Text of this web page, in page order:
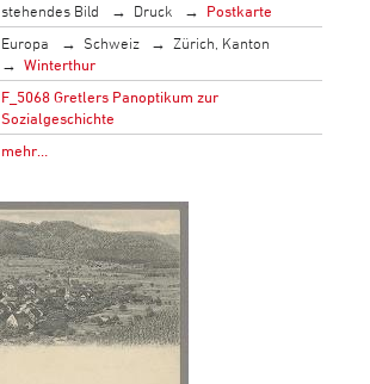
stehendes Bild Druck
Postkarte
Europa Schweiz
Zürich, Kanton
Winterthur
F_5068 Gretlers Panoptikum zur
Sozialgeschichte
mehr…